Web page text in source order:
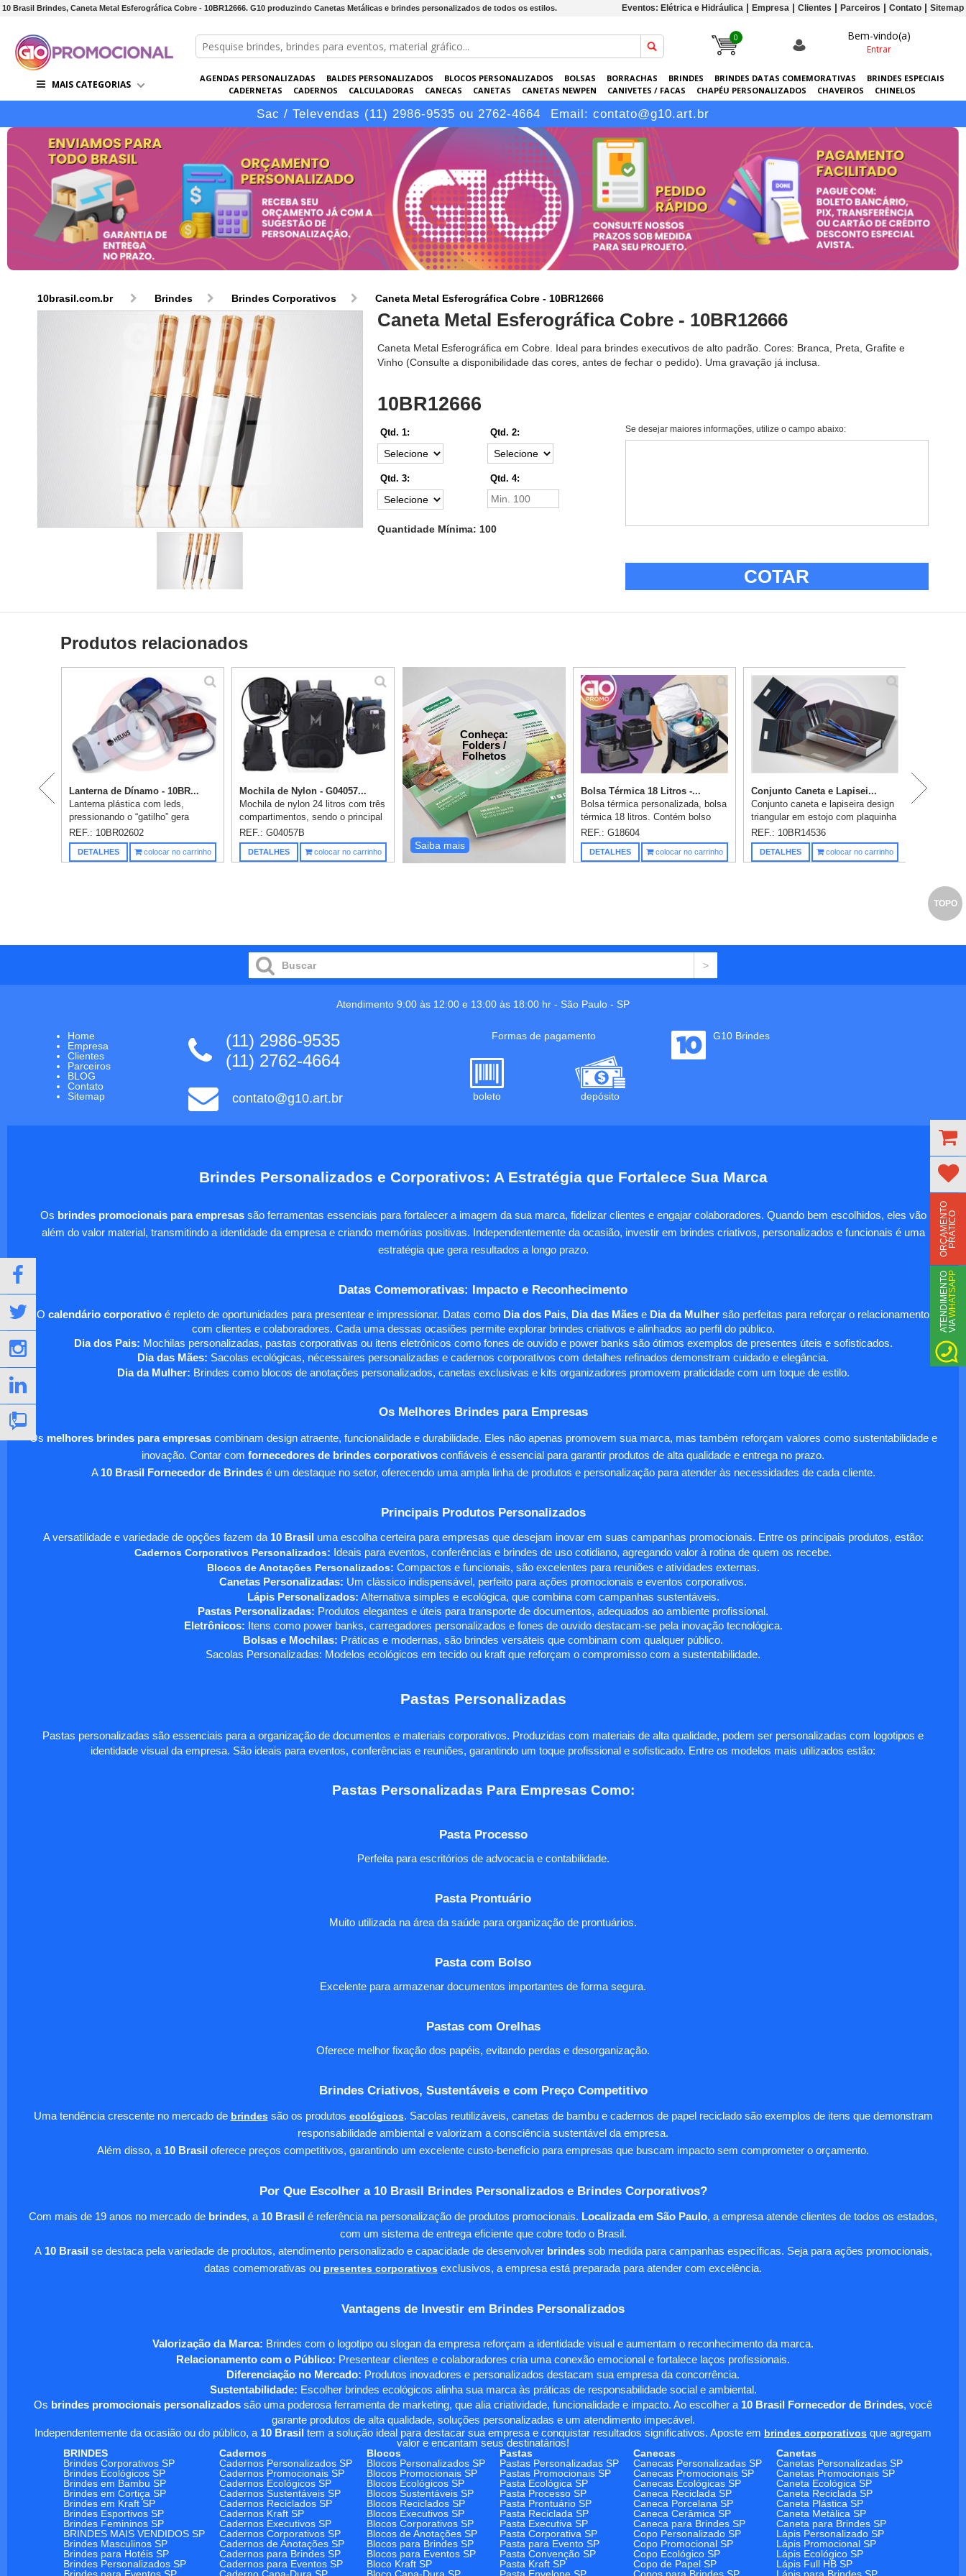
10 Brasil Brindes, Caneta Metal Esferográfica Cobre - 10BR12666. G10 produzindo Canetas Metálicas e brindes personalizados de todos os estilos. Eventos: Elétrica e Hidráulica Empresa Clientes Parceiros Contato Sitemap
0 Bem-vindo(a)
Entrar
MAIS CATEGORIAS
AGENDAS PERSONALIZADAS BALDES PERSONALIZADOS BLOCOS PERSONALIZADOS BOLSAS BORRACHAS BRINDES BRINDES DATAS COMEMORATIVAS
BRINDES ESPECIAIS
CADERNETAS
CADERNOS CALCULADORAS CANECAS CANETAS CANETAS NEWPEN CANIVETES / FACAS CHAPÉU PERSONALIZADOS CHAVEIROS
CHINELOS
CONJUNTOS DE BRINDES
COPOS ELETRÔNICOS EMBALAGENS ESCRITÓRIO EVENTOS GARRAFAS PERSONALIZADAS GRÁFICA GUARDA-CHUVAS KITS
LANÇAMENTOS
LÁPIS
Sac / Televendas (11) 2986-9535 ou 2762-4664 Email: contato@g10.art.br
10brasil.com.br Brindes Brindes Corporativos Caneta Metal Esferográfica Cobre - 10BR12666
Caneta Metal Esferográfica Cobre - 10BR12666
Caneta Metal Esferográfica em Cobre. Ideal para brindes executivos de alto padrão. Cores: Branca, Preta, Grafite e
Vinho (Consulte a disponibilidade das cores, antes de fechar o pedido). Uma gravação já inclusa.
10BR12666
Qtd. 1: Qtd. 2:
Qtd. 3: Qtd. 4:
Quantidade Mínima: 100
Se desejar maiores informações, utilize o campo abaixo:
COTAR
Produtos relacionados
Lanterna de Dínamo - 10BR...
Lanterna plástica com leds,
pressionando o “gatilho” gera
energia para alimentar a lanterna
dínamo. Possui botão para
ligar/desligar lanterna, botão para
REF.: 10BR02602
DETALHES colocar no carrinho
Mochila de Nylon - G04057...
Mochila de nylon 24 litros com três
compartimentos, sendo o principal
com bolso para notebook 14
polegadas. A mochila possui um
bolso lateral e suporte ext...
REF.: G04057B
DETALHES colocar no carrinho
Conheça:
Folders /
Folhetos
Saiba mais
Bolsa Térmica 18 Litros -...
Bolsa térmica personalizada, bolsa
térmica 18 litros. Contém bolso
frontal com zíper, bolsos laterais
telados, alça de mão em nylon e
alça transversal regu...
REF.: G18604
DETALHES colocar no carrinho
Conjunto Caneta e Lapisei...
Conjunto caneta e lapiseira design
triangular em estojo com plaquinha
personalizável. Caneta
esferográfica na cor azul e
lapiseira grafite 0.5 mm,
REF.: 10BR14536
DETALHES colocar no carrinho
TOPO
Atendimento 9:00 às 12:00 e 13:00 às 18:00 hr - São Paulo - SP
Home
Empresa
Clientes
Parceiros
BLOG
Contato
Sitemap
(11) 2986-9535
(11) 2762-4664
contato@g10.art.br
Formas de pagamento
boleto depósito
G10 Brindes
Brindes Personalizados e Corporativos: A Estratégia que Fortalece Sua Marca
Os brindes promocionais para empresassão ferramentas essenciais para fortalecer a imagem da sua marca, fidelizar clientes e engajar colaboradores. Quando bem escolhidos, eles vão
além do valor material, transmitindo a identidade da empresa e criando memórias positivas. Independentemente da ocasião, investir em brindes criativos, personalizados e funcionais é uma
estratégia que gera resultados a longo prazo.
Datas Comemorativas: Impacto e Reconhecimento
O calendário corporativo é repleto de oportunidades para presentear e impressionar. Datas como Dia dos Pais, Dia das Mães e Dia da Mulher são perfeitas para reforçar o relacionamento
com clientes e colaboradores. Cada uma dessas ocasiões permite explorar brindes criativos e alinhados ao perfil do público.
Dia dos Pais: Mochilas personalizadas, pastas corporativas ou itens eletrônicos como fones de ouvido e power banks são ótimos exemplos de presentes úteis e sofisticados.
Dia das Mães: Sacolas ecológicas, nécessaires personalizadas e cadernos corporativos com detalhes refinados demonstram cuidado e elegância.
Dia da Mulher: Brindes como blocos de anotações personalizados, canetas exclusivas e kits organizadores promovem praticidade com um toque de estilo.
Os Melhores Brindes para Empresas
Os melhores brindes para empresascombinam design atraente, funcionalidade e durabilidade. Eles não apenas promovem sua marca, mas também reforçam valores como sustentabilidade e
inovação. Contar com fornecedores de brindes corporativos confiáveis é essencial para garantir produtos de alta qualidade e entrega no prazo.
A 10 Brasil Fornecedor de Brindesé um destaque no setor, oferecendo uma ampla linha de produtos e personalização para atender às necessidades de cada cliente.
Principais Produtos Personalizados
A versatilidade e variedade de opções fazem da 10 Brasil uma escolha certeira para empresas que desejam inovar em suas campanhas promocionais. Entre os principais produtos, estão:
Cadernos Corporativos Personalizados: Ideais para eventos, conferências e brindes de uso cotidiano, agregando valor à rotina de quem os recebe.
Blocos de Anotações Personalizados: Compactos e funcionais, são excelentes para reuniões e atividades externas.
Canetas Personalizadas: Um clássico indispensável, perfeito para ações promocionais e eventos corporativos.
Lápis Personalizados: Alternativa simples e ecológica, que combina com campanhas sustentáveis.
Pastas Personalizadas: Produtos elegantes e úteis para transporte de documentos, adequados ao ambiente profissional.
Eletrônicos: Itens como power banks, carregadores personalizados e fones de ouvido destacam-se pela inovação tecnológica.
Bolsas e Mochilas: Práticas e modernas, são brindes versáteis que combinam com qualquer público.
Sacolas Personalizadas: Modelos ecológicos em tecido ou kraft que reforçam o compromisso com a sustentabilidade.
Pastas Personalizadas
Pastas personalizadas são essenciais para a organização de documentos e materiais corporativos. Produzidas com materiais de alta qualidade, podem ser personalizadas com logotipos e
identidade visual da empresa. São ideais para eventos, conferências e reuniões, garantindo um toque profissional e sofisticado. Entre os modelos mais utilizados estão:
Pastas Personalizadas Para Empresas Como:
Pasta Processo
Perfeita para escritórios de advocacia e contabilidade.
Pasta Prontuário
Muito utilizada na área da saúde para organização de prontuários.
Pasta com Bolso
Excelente para armazenar documentos importantes de forma segura.
Pastas com Orelhas
Oferece melhor fixação dos papéis, evitando perdas e desorganização.
Brindes Criativos, Sustentáveis e com Preço Competitivo
Uma tendência crescente no mercado de brindessão os produtos ecológicos. Sacolas reutilizáveis, canetas de bambu e cadernos de papel reciclado são exemplos de itens que demonstram
responsabilidade ambiental e valorizam a consciência sustentável da empresa.
Além disso, a 10 Brasil oferece preços competitivos, garantindo um excelente custo-benefício para empresas que buscam impacto sem comprometer o orçamento.
Por Que Escolher a 10 Brasil Brindes Personalizados e Brindes Corporativos?
Com mais de 19 anos no mercado de brindes, a 10 Brasil é referência na personalização de produtos promocionais. Localizada em São Paulo, a empresa atende clientes de todos os estados,
com um sistema de entrega eficiente que cobre todo o Brasil.
A10 Brasil se destaca pela variedade de produtos, atendimento personalizado e capacidade de desenvolver brindessob medida para campanhas específicas. Seja para ações promocionais,
datas comemorativas ou presentes corporativos exclusivos, a empresa está preparada para atender com excelência.
Vantagens de Investir em Brindes Personalizados
Valorização da Marca: Brindes com o logotipo ou slogan da empresa reforçam a identidade visual e aumentam o reconhecimento da marca.
Relacionamento com o Público: Presentear clientes e colaboradores cria uma conexão emocional e fortalece laços profissionais.
Diferenciação no Mercado: Produtos inovadores e personalizados destacam sua empresa da concorrência.
Sustentabilidade: Escolher brindes ecológicos alinha sua marca às práticas de responsabilidade social e ambiental.
Os brindes promocionais personalizados são uma poderosa ferramenta de marketing, que alia criatividade, funcionalidade e impacto. Ao escolher a 10 Brasil Fornecedor de Brindes, você
garante produtos de alta qualidade, soluções personalizadas e um atendimento impecável.
Independentemente da ocasião ou do público, a 10 Brasil tem a solução ideal para destacar sua empresa e conquistar resultados significativos. Aposte em brindes corporativos que agregam
valor e encantam seus destinatários!
BRINDES
Cadernos Blocos Pastas Canecas
Canetas
Brindes Corporativos SP
Cadernos Personalizados SP Blocos Personalizados SP Pastas Personalizadas SP Canecas Personalizadas SP
Canetas Personalizadas SP
Brindes Ecológicos SP
Cadernos Promocionais SP Blocos Promocionais SP Pastas Promocionais SP Canecas Promocionais SP
Canetas Promocionais SP
Brindes em Bambu SP
Cadernos Ecológicos SP Blocos Ecológicos SP Pasta Ecológica SP Canecas Ecológicas SP
Caneta Ecológica SP
Brindes em Cortiça SP
Cadernos Sustentáveis SP Blocos Sustentáveis SP Pasta Processo SP Caneca Reciclada SP
Caneta Reciclada SP
Brindes em Kraft SP
Cadernos Reciclados SP Blocos Reciclados SP Pasta Prontuário SP Caneca Porcelana SP
Caneta Plástica SP
Brindes Esportivos SP
Cadernos Kraft SP Blocos Executivos SP Pasta Reciclada SP Caneca Cerâmica SP
Caneta Metálica SP
Brindes Femininos SP
Cadernos Executivos SP Blocos Corporativos SP Pasta Executiva SP Caneca para Brindes SP
Caneta para Brindes SP
BRINDES MAIS VENDIDOS SP
Cadernos Corporativos SP Blocos de Anotações SP Pasta Corporativa SP Copo Personalizado SP
Lápis Personalizado SP
Brindes Masculinos SP
Cadernos de Anotações SP Blocos para Brindes SP Pasta para Evento SP Copo Promocional SP
Lápis Promocional SP
Brindes para Hotéis SP
Cadernos para Brindes SP Blocos para Eventos SP Pasta Convenção SP Copo Ecológico SP
Lápis Ecológico SP
Brindes Personalizados SP
Cadernos para Eventos SP Bloco Kraft SP Pasta Kraft SP Copo de Papel SP
Lápis Full HB SP
O
R
Ç
A
M
E
N
T
O
P
R
Á
T
I
CO
A
TE
N
D
I
M
E
N
T
O
V
I
AWHATSAPP